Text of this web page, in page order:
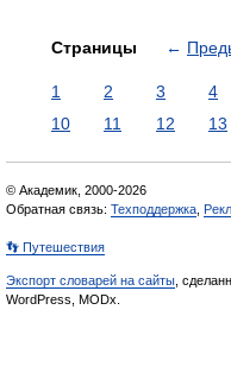
Страницы ←
1 2 3 4
10
11 12 13
© Академик, 2000-2026
Обратная связь: Техподдержка
👣 Путешествия
Экспорт словарей на сайты ,
WordPress, MODx.